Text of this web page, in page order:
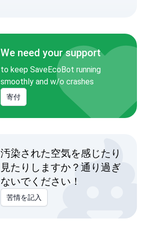
We need your support
to keep SaveEcoBot running
smoothly and w/o crashes
寄付
汚染された空気を感じたり
見たりしますか？通り過ぎ
ないでください！
苦情を記入